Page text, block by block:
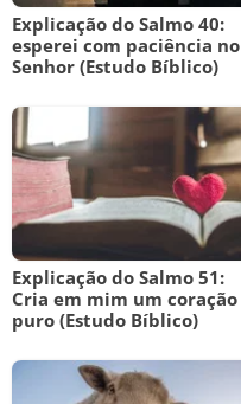
Explicação do Salmo 40:
esperei com paciência no
Senhor (Estudo Bíblico)
Explicação do Salmo 51:
Cria em mim um coração
puro (Estudo Bíblico)